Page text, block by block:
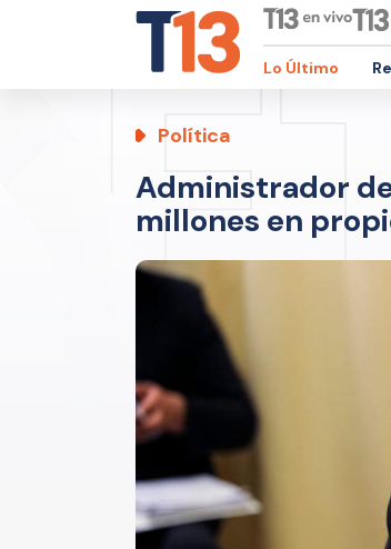
Lo Último
Política
Administrador
millones en